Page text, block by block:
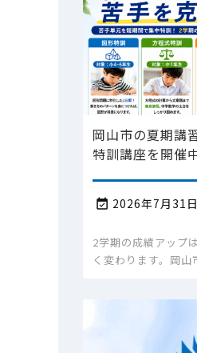
岡山市の夏期講
特訓講座を開催
 2026年7月31日
2学期の成績アップ
く変わります。岡